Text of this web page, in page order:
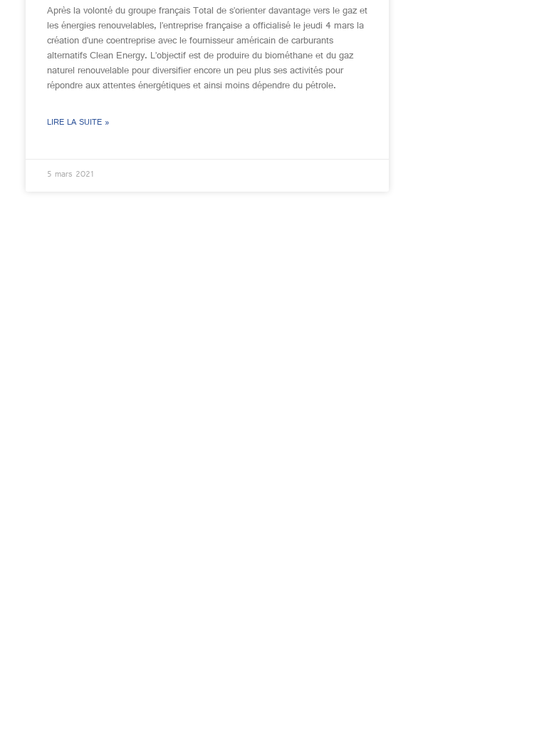
Après la volonté du groupe français Total de s’orienter davantage vers le gaz et
les énergies renouvelables, l’entreprise française a officialisé le jeudi 4 mars la
création d’une coentreprise avec le fournisseur américain de carburants
alternatifs Clean Energy. L’objectif est de produire du biométhane et du gaz
naturel renouvelable pour diversifier encore un peu plus ses activités pour
répondre aux attentes énergétiques et ainsi moins dépendre du pétrole.
LIRE LA SUITE »
5 mars 2021